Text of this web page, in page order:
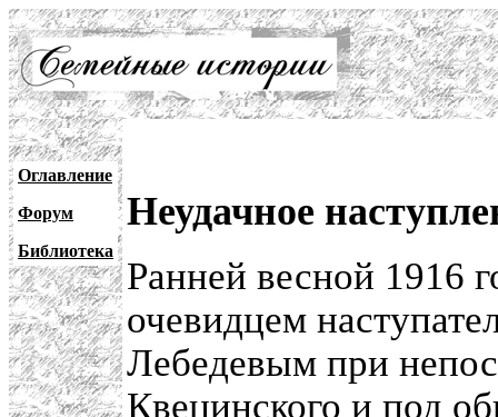
Оглавление
Форум
Библиотека
Неудачное
Ранней весной 1916
очевидцем
Лебедевым при
Квецинского и под